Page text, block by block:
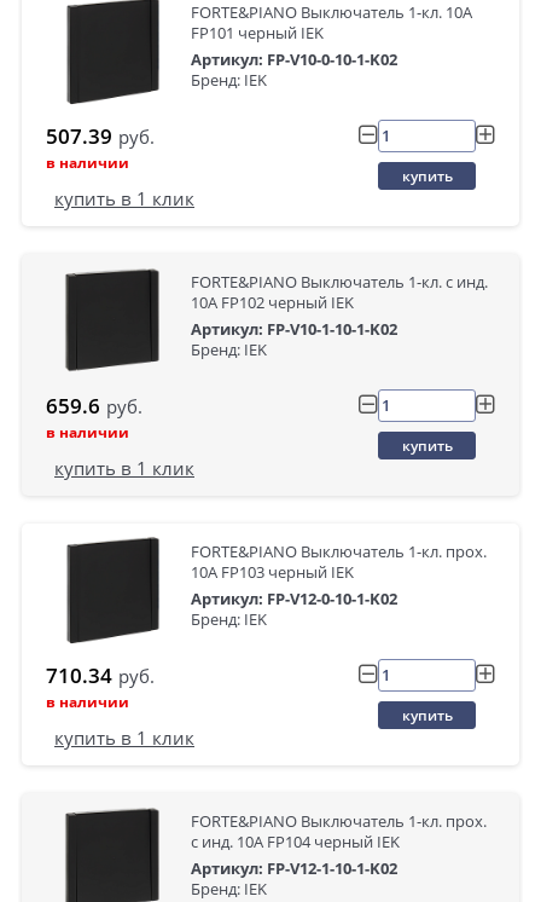
FORTE&PIANO Выключатель 1-кл. 10А
FP101 черный IEK
Артикул: FP-V10-0-10-1-K02
Бренд: IEK
507.39 руб.
в наличии
купить
купить в 1 клик
FORTE&PIANO Выключатель 1-кл. с инд.
10А FP102 черный IEK
Артикул: FP-V10-1-10-1-K02
Бренд: IEK
659.6 руб.
в наличии
купить
купить в 1 клик
FORTE&PIANO Выключатель 1-кл. прох.
10А FP103 черный IEK
Артикул: FP-V12-0-10-1-K02
Бренд: IEK
710.34 руб.
в наличии
купить
купить в 1 клик
FORTE&PIANO Выключатель 1-кл. прох.
с инд. 10А FP104 черный IEK
Артикул: FP-V12-1-10-1-K02
Бренд: IEK